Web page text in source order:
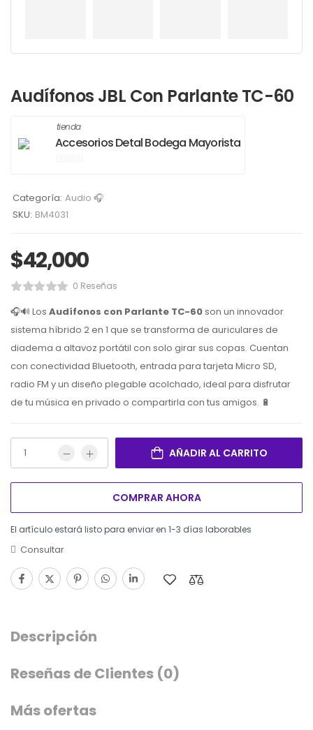
Audífonos JBL Con Parlante TC-60
tienda
Accesorios Detal Bodega Mayorista
5
Categoría: Audio 🎧
SKU: BM4031
$42,000
0 Reseñas
🎧🔊 Los Audífonos con Parlante TC-60son un innovador
sistema híbrido 2 en 1 que se transforma de auriculares de
diadema a altavoz portátil con solo girar sus copas. Cuentan
con conectividad Bluetooth, entrada para tarjeta Micro SD,
radio FM y un diseño plegable acolchado, ideal para disfrutar
de tu música en privado o compartirla con tus amigos. 🔋
AÑADIR AL CARRITO
COMPRAR AHORA
El artículo estará listo para enviar en 1-3 días laborables
Consultar
Descripción
Reseñas de Clientes (0)
Más ofertas